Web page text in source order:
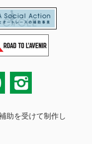
助を受けて制作し